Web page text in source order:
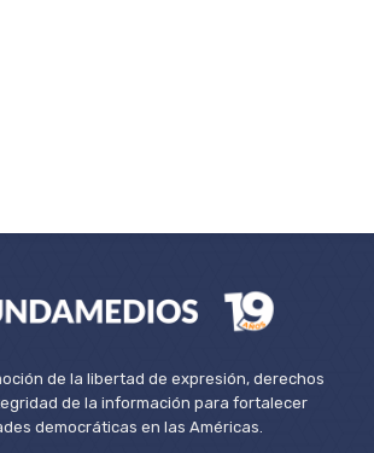
de la libertad de expresión, derechos
de la información para fortalecer
democráticas en las Américas.